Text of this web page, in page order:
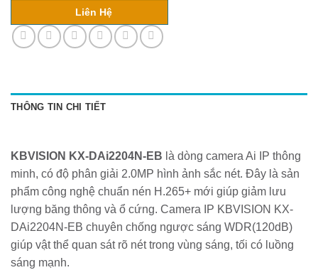
Liên Hệ
THÔNG TIN CHI TIẾT
KBVISION KX-DAi2204N-EB là dòng camera Ai IP thông
minh, có độ phân giải 2.0MP hình ảnh sắc nét. Đây là sản
phẩm công nghệ chuẩn nén H.265+ mới giúp giảm lưu
lượng băng thông và ổ cứng. Camera IP KBVISION KX-
DAi2204N-EB chuyên chống ngược sáng WDR(120dB)
giúp vật thể quan sát rõ nét trong vùng sáng, tối có luồng
sáng mạnh.